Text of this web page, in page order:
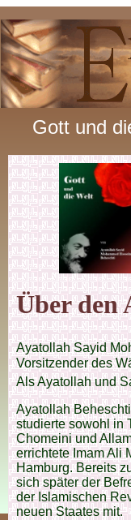
Gott und
Über den
Ayatollah Sayid
Vorsitzender des
Als Ayatollah und
Ayatollah
studierte sowohl in
Chomeini und
errichtete Imam Ali
Hamburg. Bereits
sich später der
der Islamischen
neuen Staates mit.